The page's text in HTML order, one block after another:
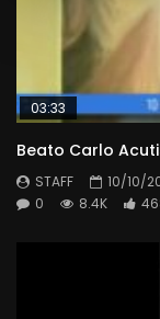
03:33
Beato Carlo
STAFF
10/10/
0
8.4K